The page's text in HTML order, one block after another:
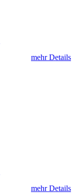
mehr Details
mehr Details